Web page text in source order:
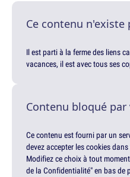
Ce contenu n'existe
Il est parti à la ferme des liens
vacances, il est avec tous ses
Contenu bloqué
Ce contenu est fourni par un
devez accepter les cookies
Modifiez ce choix à tout
de la Confidentialité" en bas de